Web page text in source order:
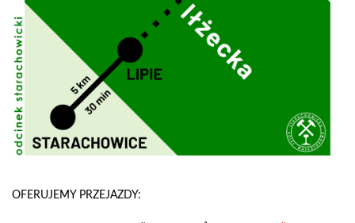
OFERUJEMY PRZEJAZDY: